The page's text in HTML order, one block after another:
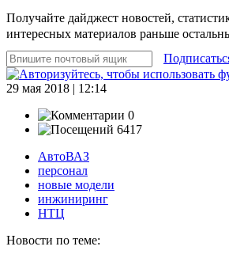
Получайте дайджест новостей,
интересных материалов раньше
29 мая 2018 | 12:14
0
6417
АвтоВАЗ
персонал
новые модели
инжиниринг
НТЦ
Новости по теме: